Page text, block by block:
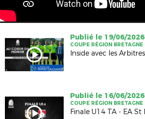
Publié le 19/06/2026
COUPE RÉGION BRETAGNE
Publié le 16/06/2026
COUPE RÉGION BRETAGNE